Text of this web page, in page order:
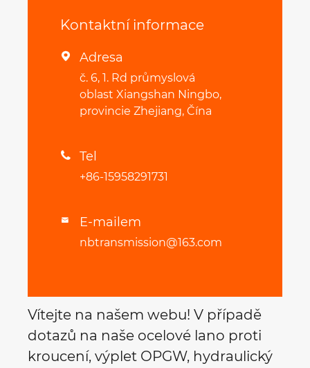
Kontaktní informace
 Adresa
č. 6, 1. Rd průmyslová
oblast Xiangshan Ningbo,
provincie Zhejiang, Čína
 Tel
+86-15958291731
 E-mailem
nbtransmission@163.com
Vítejte na našem webu! V případě
dotazů na naše ocelové lano proti
kroucení, výplet OPGW, hydraulický